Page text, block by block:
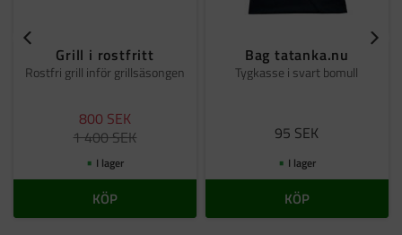
Grill i rostfritt
Rostfri grill inför grillsäsongen
800 SEK
1 400SEK
I lager
KÖP
Bag tatanka.nu
Tygkasse i svart bomull
95 SEK
I lager
KÖP